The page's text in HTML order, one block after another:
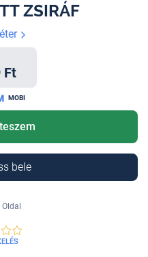
ZSIRÁF
Ft
MOBI
bele